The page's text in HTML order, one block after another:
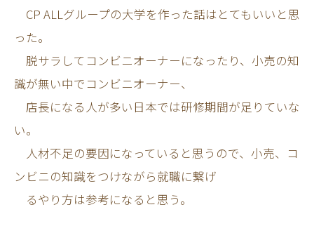
CP ALLグループの大学を作った話はとてもいいと思
った。
脱サラしてコンビニオーナーになったり、小売の知
識が無い中でコンビニオーナー、
店長になる人が多い日本では研修期間が足りていな
い。
人材不足の要因になっていると思うので、小売、コ
ンビニの知識をつけながら就職に繋げ
るやり方は参考になると思う。